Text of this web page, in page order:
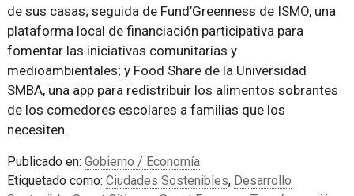
de sus casas; seguida de Fund’Greenness de ISMO, una
plataforma local de financiación participativa para
fomentar las iniciativas comunitarias y
medioambientales; y Food Share de la Universidad
SMBA, una app para redistribuir los alimentos sobrantes
de los comedores escolares a familias que los
necesiten.
Publicado en: Gobierno / Economía
Etiquetado como: Ciudades Sostenibles, Desarrollo